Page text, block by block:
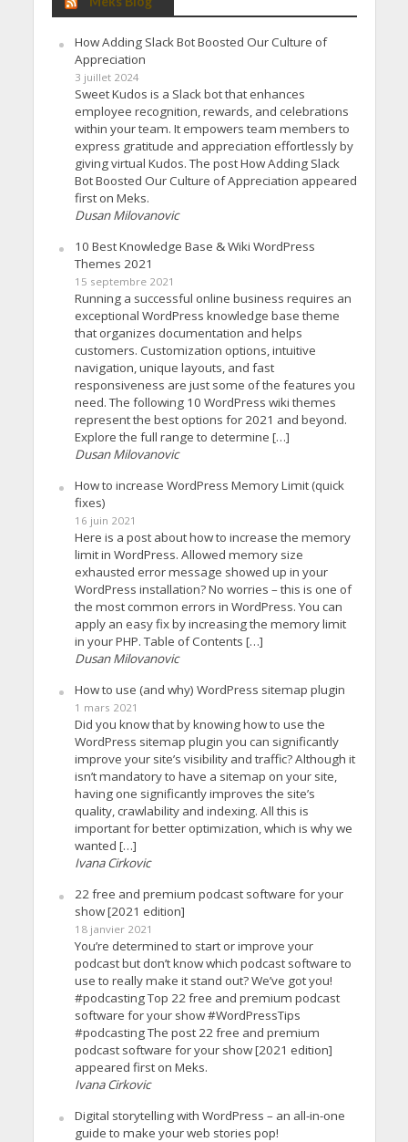
How Adding Slack Bot Boosted Our Culture of
Appreciation
3 juillet 2024
Sweet Kudos is a Slack bot that enhances
employee recognition, rewards, and celebrations
within your team. It empowers team members to
express gratitude and appreciation effortlessly by
giving virtual Kudos. The post How Adding Slack
Bot Boosted Our Culture of Appreciation appeared
first on Meks.
Dusan Milovanovic
10 Best Knowledge Base & Wiki WordPress
Themes 2021
15 septembre 2021
Running a successful online business requires an
exceptional WordPress knowledge base theme
that organizes documentation and helps
customers. Customization options, intuitive
navigation, unique layouts, and fast
responsiveness are just some of the features you
need. The following 10 WordPress wiki themes
represent the best options for 2021 and beyond.
Explore the full range to determine […]
Dusan Milovanovic
How to increase WordPress Memory Limit (quick
fixes)
16 juin 2021
Here is a post about how to increase the memory
limit in WordPress. Allowed memory size
exhausted error message showed up in your
WordPress installation? No worries – this is one of
the most common errors in WordPress. You can
apply an easy fix by increasing the memory limit
in your PHP. Table of Contents […]
Dusan Milovanovic
How to use (and why) WordPress sitemap plugin
1 mars 2021
Did you know that by knowing how to use the
WordPress sitemap plugin you can significantly
improve your site’s visibility and traffic? Although it
isn’t mandatory to have a sitemap on your site,
having one significantly improves the site’s
quality, crawlability and indexing. All this is
important for better optimization, which is why we
wanted […]
Ivana Cirkovic
22 free and premium podcast software for your
show [2021 edition]
18 janvier 2021
You’re determined to start or improve your
podcast but don’t know which podcast software to
use to really make it stand out? We’ve got you!
#podcasting Top 22 free and premium podcast
software for your show #WordPressTips
#podcasting The post 22 free and premium
podcast software for your show [2021 edition]
appeared first on Meks.
Ivana Cirkovic
Digital storytelling with WordPress – an all-in-one
guide to make your web stories pop!